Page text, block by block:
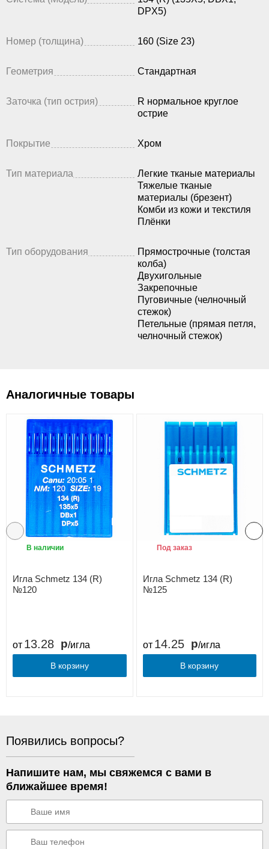
DPX5)
Номер (толщина) 160 (Size 23)
Геометрия Стандартная
Заточка (тип острия)
R нормальное круглое
острие
Покрытие Хром
Тип материала
Легкие тканые материалы
Тяжелые тканые
материалы (брезент)
Комби из кожи и текстиля
Плёнки
Тип оборудования
Прямострочные (толстая
колба)
Двухигольные
Закрепочные
Пуговичные (челночный
стежок)
Петельные (прямая петля,
челночный стежок)
Аналогичные товары
Игла Schmetz 134 (R)
№120
В наличии
от 13.28 /игла
В корзину
Игла Schmetz 134 (R)
№125
Под заказ
от 14.25 /игла
В корзину
Появились вопросы?
Напишите нам, мы свяжемся с вами в
ближайшее время!